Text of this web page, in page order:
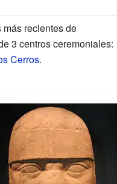
más recientes de
3 centros ceremoniales:
Cerros.